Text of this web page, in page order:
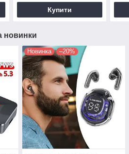
Купити
новинки
Новинка –20%